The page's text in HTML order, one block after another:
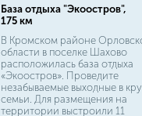
База отдыха "Экоостров",
175 км
В Кромском районе
области в поселке Шахово
расположилась база отдыха
«Экоостров». Проведите
незабываемые выходные в
семьи. Для размещения на
территории выстроили 11